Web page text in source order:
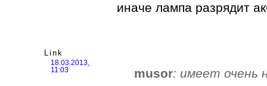
иначе лампа разрядит
Link
18.03.2013,
11:03
musor: имеет очень